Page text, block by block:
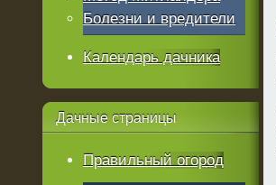
Болезни и вредители
Календарь дачника
Дачные страницы
Правильный огород